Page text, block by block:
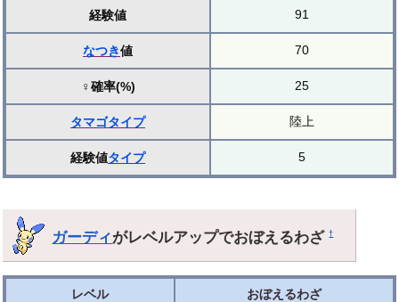
経験値 91
なつき値 70
♀確率(%) 25
タマゴタイプ 陸上
経験値タイプ 5
ガーディがレベルアップでおぼえるわざ†
レベル おぼえるわざ